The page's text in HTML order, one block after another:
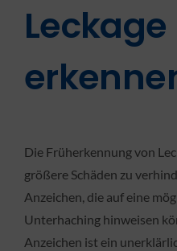
Leckage
Die Früherkennung von
größere Schäden zu
Anzeichen, die auf eine
Unterhaching hinweisen
Anzeichen ist ein